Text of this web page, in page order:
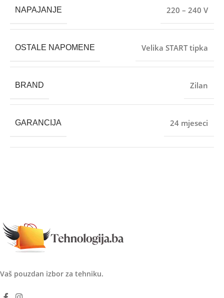
NAPAJANJE 220 – 240 V
OSTALE NAPOMENE Velika START tipka
BRAND Zilan
GARANCIJA 24 mjeseci
Vaš pouzdan izbor za tehniku.